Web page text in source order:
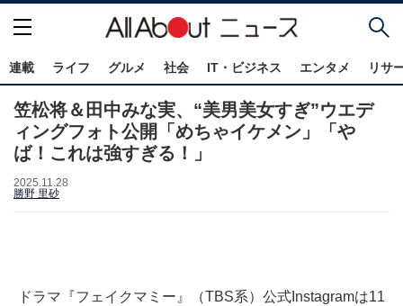
連載 ライフ グルメ 社会 IT・ビジネス エンタメ リサ
笠松将＆田中みな実、“美男美女すぎ”ウエデ
ィングフォト公開「めちゃイケメン」「や
ば！これは強すぎる！」
2025.11.28
勝野 里砂
ドラマ『フェイクマミー』（TBS系）公式Instagramは11